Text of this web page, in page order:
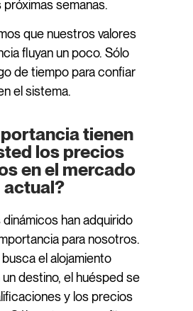
próximas semanas.
que nuestros valores
fluyan un poco. Sólo
de tiempo para confiar
el sistema.
tienen
los precios
en el mercado
actual?
han adquirido
para nosotros.
el alojamiento
destino, el huésped se
y los precios